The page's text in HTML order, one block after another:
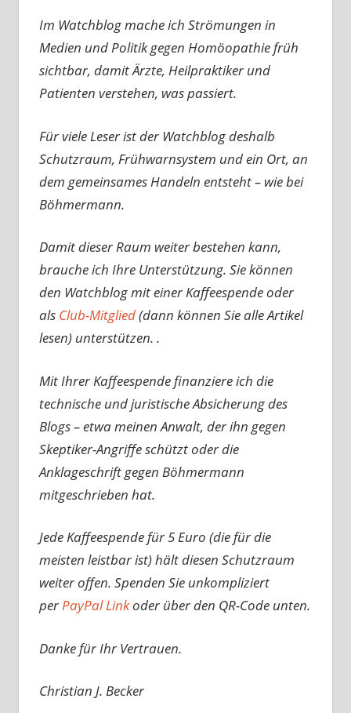
Im Watchblog mache ich Strömungen in
Medien und Politik gegen Homöopathie früh
sichtbar, damit Ärzte, Heilpraktiker und
Patienten verstehen, was passiert.
Für viele Leser ist der Watchblog deshalb
Schutzraum, Frühwarnsystem und ein Ort, an
dem gemeinsames Handeln entsteht – wie bei
Böhmermann.
Damit dieser Raum weiter bestehen kann,
brauche ich Ihre Unterstützung. Sie können
den Watchblog mit einer Kaffeespende oder
als Club-Mitglied(dann können Sie alle Artikel
lesen) unterstützen. .
Mit Ihrer Kaffeespende finanziere ich die
technische und juristische Absicherung des
Blogs – etwa meinen Anwalt, der ihn gegen
Skeptiker-Angriffe schützt oder die
Anklageschrift gegen Böhmermann
mitgeschrieben hat.
Jede Kaffeespende für 5 Euro (die für die
meisten leistbar ist) hält diesen Schutzraum
weiter offen. Spenden Sie unkompliziert
perPayPal Linkoder über den QR-Code unten.
Danke für Ihr Vertrauen.
Christian J. Becker